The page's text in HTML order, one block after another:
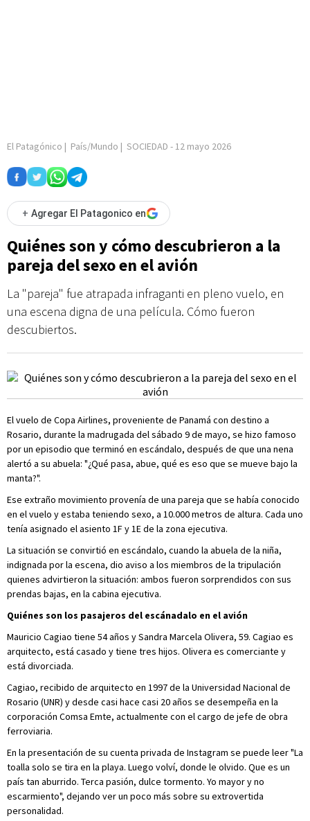
El Patagónico | País/Mundo | SOCIEDAD - 12 mayo 2026
+ Agregar El Patagonico en
Quiénes son y cómo descubrieron a la
pareja del sexo en el avión
La "pareja" fue atrapada infraganti en pleno vuelo, en
una escena digna de una película. Cómo fueron
descubiertos.
El vuelo de Copa Airlines, proveniente de Panamá con destino a
Rosario, durante la madrugada del sábado 9 de mayo, se hizo famoso
por un episodio que terminó en escándalo, después de que una nena
alertó a su abuela: "¿Qué pasa, abue, qué es eso que se mueve bajo la
manta?".
Ese extraño movimiento provenía de una pareja que se había conocido
en el vuelo y estaba teniendo sexo, a 10.000 metros de altura. Cada uno
tenía asignado el asiento 1F y 1E de la zona ejecutiva.
La situación se convirtió en escándalo, cuando la abuela de la niña,
indignada por la escena, dio aviso a los miembros de la tripulación
quienes advirtieron la situación: ambos fueron sorprendidos con sus
prendas bajas, en la cabina ejecutiva.
Quiénes son los pasajeros del escánadalo en el avión
Mauricio Cagiao tiene 54 años y Sandra Marcela Olivera, 59. Cagiao es
arquitecto, está casado y tiene tres hijos. Olivera es comerciante y
está divorciada.
Cagiao, recibido de arquitecto en 1997 de la Universidad Nacional de
Rosario (UNR) y desde casi hace casi 20 años se desempeña en la
corporación Comsa Emte, actualmente con el cargo de jefe de obra
ferroviaria.
En la presentación de su cuenta privada de Instagram se puede leer "La
toalla solo se tira en la playa. Luego volví, donde le olvido. Que es un
país tan aburrido. Terca pasión, dulce tormento. Yo mayor y no
escarmiento", dejando ver un poco más sobre su extrovertida
personalidad.